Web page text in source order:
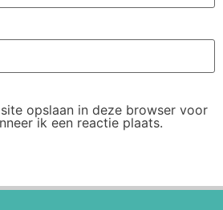
opslaan in deze browser voor
ik een reactie plaats.